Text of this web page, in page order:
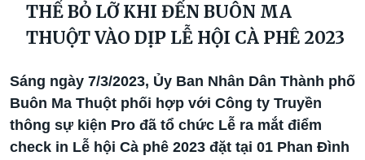
THỂ BỎ LỠ KHI ĐẾN BUÔN MA
THUỘT VÀO DỊP LỄ HỘI CÀ PHÊ 2023
Sáng ngày 7/3/2023, Ủy Ban Nhân Dân Thành phố
Buôn Ma Thuột phối hợp với Công ty Truyền
thông sự kiện Pro đã tổ chức Lễ ra mắt điểm
check in Lễ hội Cà phê 2023 đặt tại 01 Phan Đình